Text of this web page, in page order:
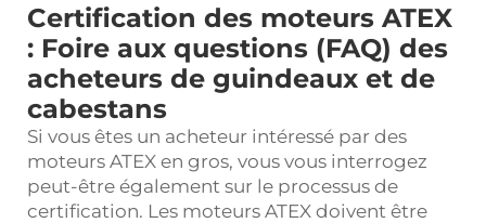
Certification des moteurs ATEX
: Foire aux questions (FAQ) des
acheteurs de guindeaux et de
cabestans
Si vous êtes un acheteur intéressé par des
moteurs ATEX en gros, vous vous interrogez
peut-être également sur le processus de
certification. Les moteurs ATEX doivent être